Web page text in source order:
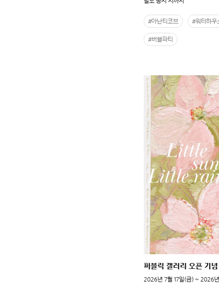
#아난티코브 #워터하우
#버블파티
퍼블릭 갤러리 오픈 기
2026년 7월 17일(금) ~ 2026